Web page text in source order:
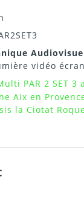
vidéo
PAR 2 SET 3
Aix en
la Ciotat